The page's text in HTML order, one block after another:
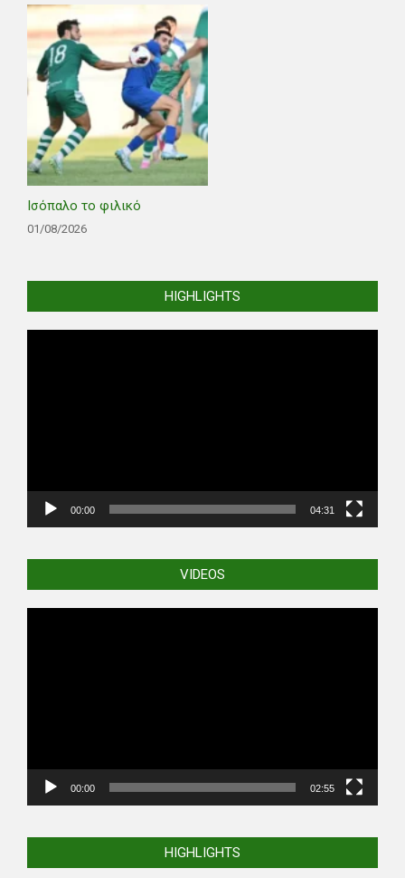
Ισόπαλο το φιλικό
01/08/2026
HIGHLIGHTS
00:00 04:31
VIDEOS
00:00 02:55
HIGHLIGHTS